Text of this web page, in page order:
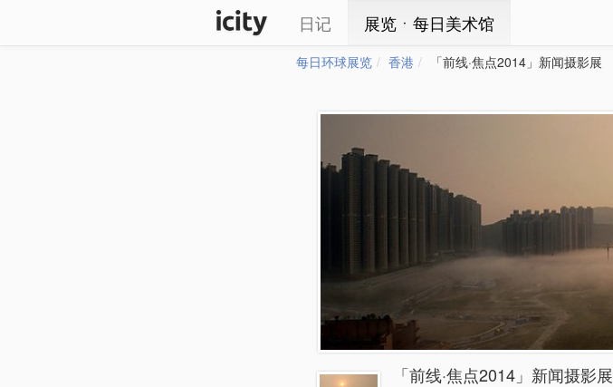
日记 展览ㆍ每日美术馆
每日环球展览 香港 「前线·焦点2014」新闻摄影展
「前线·焦点2014」新闻摄影展